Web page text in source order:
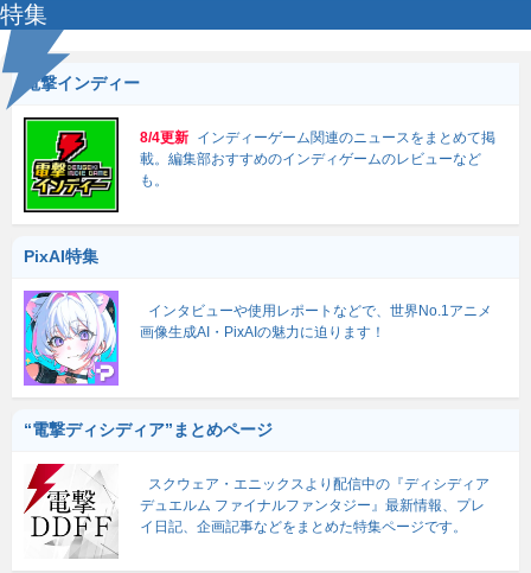
特集
電撃インディー
8/4更新 インディーゲーム関連のニュースをまとめて掲
載。編集部おすすめのインディゲームのレビューなど
も。
PixAI特集
インタビューや使用レポートなどで、世界No.1アニメ
画像生成AI・PixAIの魅力に迫ります！
“電撃ディシディア”まとめページ
スクウェア・エニックスより配信中の『ディシディア
デュエルム ファイナルファンタジー』最新情報、プレ
イ日記、企画記事などをまとめた特集ページです。